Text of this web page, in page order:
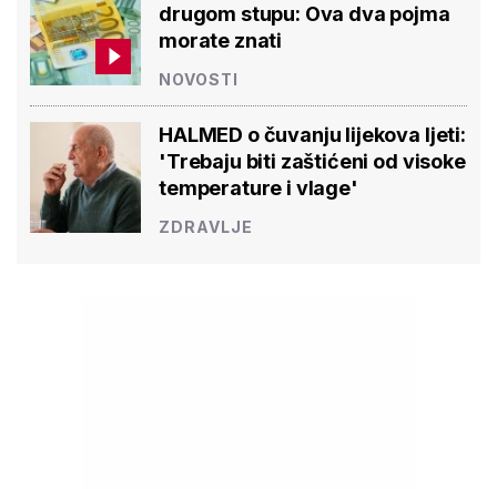
drugom stupu: Ova dva pojma
morate znati
NOVOSTI
HALMED o čuvanju lijekova ljeti:
'Trebaju biti zaštićeni od visoke
temperature i vlage'
ZDRAVLJE